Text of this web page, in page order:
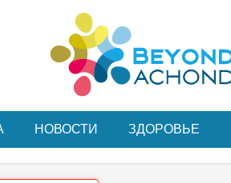
НОВОСТИ ЗДОРОВЬЕ